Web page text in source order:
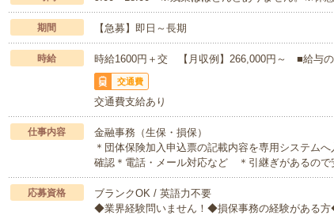
期間 【急募】即日～長期
時給 時給1600円＋交 【月収例】266,000円～ ■給与の
交通費
交通費支給あり
仕事内容
金融事務（生保・損保）
＊団体保険加入申込票の記載内容を専用システム
確認＊電話・メール対応など ＊引継ぎがあるの
応募資格
ブランクOK / 英語力不要
◆業界経験問いません！◆損保事務の経験がある